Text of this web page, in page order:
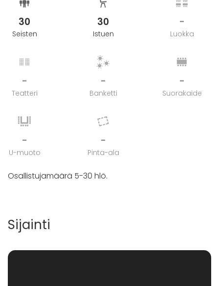
Kurssi on suunniteltu 5-30 osallistujalle ja sen kesto
on 1h.
Tampereen Olkkari on luotu arjen pyörityksessä
tulleeseen tarpeeseen voida hyvin ja tehdä asioita
Tampereella kivijalassa Pyhäjärvenkadun ja
tienvarsipaikkoja löytyy omalla autolla kulkeville
Ovet aukeavatvarttia ennen kurssia, jotta ehdit
virittäytymään kurssin tunnelmaan ja varaamaan
mieluisen paikan itsellesi. Olet tervetullut juuri
koko kurssin ajan.
Tyky-, polttari-, synttäri-, illanistujaistapahtumiin tai
30
Seisten
30
Istuen
-
Luokka
-
Teatteri
-
Banketti
-
Suorakaide
-
U-muoto
-
Pinta-ala
Osallistujamäärä 5-30 hlö.
Sijainti